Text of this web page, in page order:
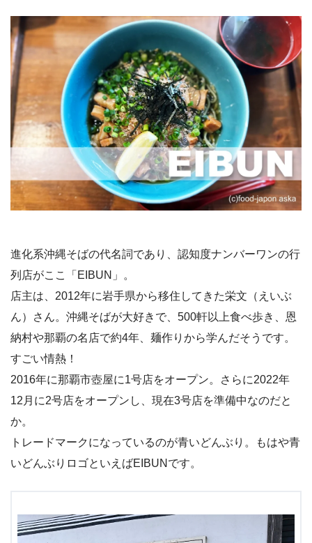
進化系沖縄そばの代名詞であり、認知度ナンバーワンの行
列店がここ「EIBUN」。
店主は、2012年に岩手県から移住してきた栄文（えいぶ
ん）さん。沖縄そばが大好きで、500軒以上食べ歩き、恩
納村や那覇の名店で約4年、麺作りから学んだそうです。
すごい情熱！
2016年に那覇市壺屋に1号店をオープン。さらに2022年
12月に2号店をオープンし、現在3号店を準備中なのだと
か。
トレードマークになっているのが青いどんぶり。もはや青
いどんぶりロゴといえばEIBUNです。